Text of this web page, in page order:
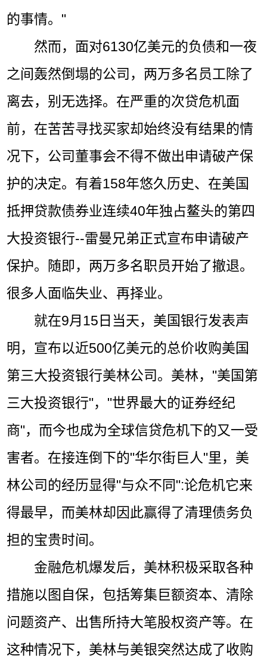
的事情。"
然而，面对6130亿美元的负债和一夜
之间轰然倒塌的公司，两万多名员工除了
离去，别无选择。在严重的次贷危机面
前，在苦苦寻找买家却始终没有结果的情
况下，公司董事会不得不做出申请破产保
护的决定。有着158年悠久历史、在美国
抵押贷款债券业连续40年独占鳌头的第四
大投资银行--雷曼兄弟正式宣布申请破产
保护。随即，两万多名职员开始了撤退。
很多人面临失业、再择业。
就在9月15日当天，美国银行发表声
明，宣布以近500亿美元的总价收购美国
第三大投资银行美林公司。美林，"美国第
三大投资银行"，"世界最大的证券经纪
商"，而今也成为全球信贷危机下的又一受
害者。在接连倒下的"华尔街巨人"里，美
林公司的经历显得"与众不同":论危机它来
得最早，而美林却因此赢得了清理债务负
担的宝贵时间。
金融危机爆发后，美林积极采取各种
措施以图自保，包括筹集巨额资本、清除
问题资产、出售所持大笔股权资产等。在
这种情况下，美林与美银突然达成了收购